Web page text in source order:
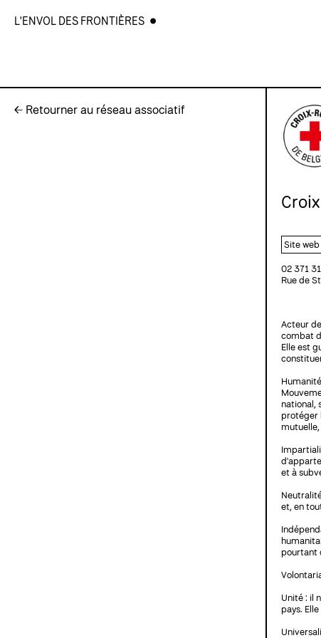
L'ENVOL DES FRONTIÈRES
← Retourner au réseau associatif
Site web
02 371
Rue de
Acteur
combat
Elle est
national,
protéger
et à
et, en
pourtant
Unité : il
pays.